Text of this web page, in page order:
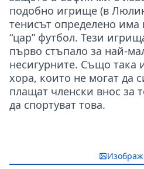
подобно игрище (в
тенисът определено има
“цар” футбол. Тези
първо стъпало за най-
несигурните. Също така
хора, които не могат да
плащат членски внос за
да спортуват това.